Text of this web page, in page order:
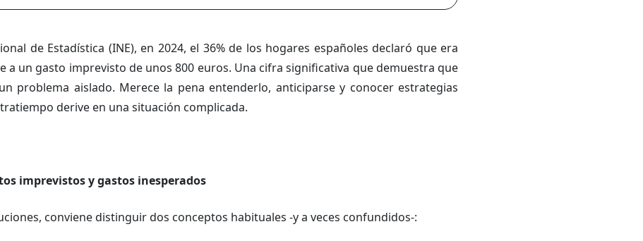
de Estadística (INE), en 2024, el 36% de los hogares españoles declaró que era
a un gasto imprevisto de unos 800 euros. Una cifra significativa que demuestra que
problema aislado. Merece la pena entenderlo, anticiparse y conocer estrategias
derive en una situación complicada.
imprevistos y gastos inesperados
conviene distinguir dos conceptos habituales -y a veces confundidos-: